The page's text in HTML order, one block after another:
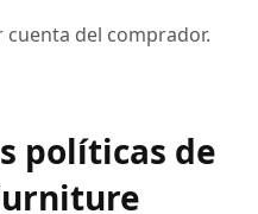
del comprador.
políticas de